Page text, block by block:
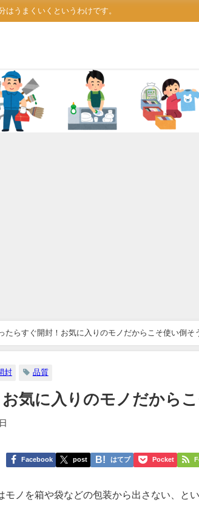
はうまくいくというわけです。
たらすぐ開封！お気に入りのモノだからこそ使い倒そ
封 品質
気に入りのモノだから
Facebook post はてブ Pocket
モノを箱や袋などの包装から出さない、と